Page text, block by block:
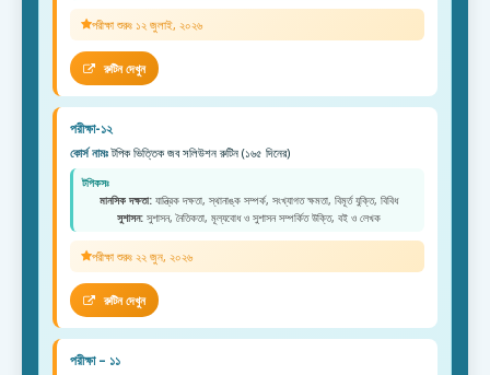
পরীক্ষা শুরুঃ ১২ জুলাই, ২০২৬
রুটিন দেখুন
পরীক্ষা-১২
কোর্স নামঃটপিক ভিত্তিক জব সলিউশন রুটিন (১৬৫ দিনের)
টপিকসঃ
মানসিক দক্ষতা: যান্ত্রিক দক্ষতা, স্থানাঙ্ক সম্পর্ক, সংখ্যাগত ক্ষমতা, বিমূর্ত যুক্তি, বিবিধ
সুশাসন: সুশাসন, নৈতিকতা, মূল্যবোধ ও সুশাসন সম্পর্কিত উক্তি, বই ও লেখক
পরীক্ষা শুরুঃ ২২ জুন, ২০২৬
রুটিন দেখুন
পরীক্ষা – ১১